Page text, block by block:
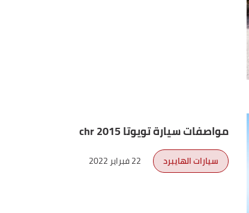
مواصفات سيارة تويوتا chr 2015
سيارات الهايبرد 22 فبراير 2022